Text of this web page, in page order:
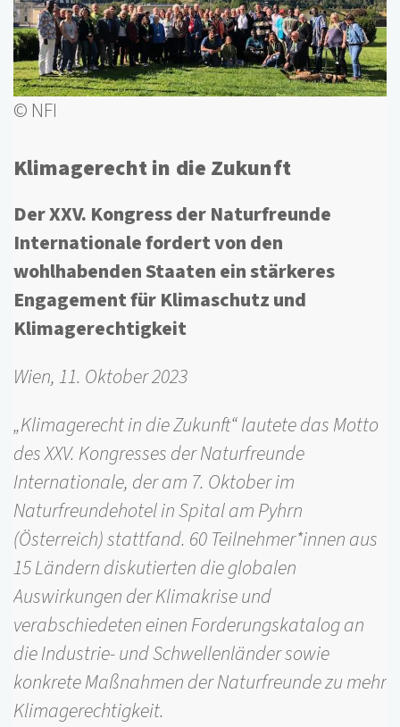
© NFI
Klimagerecht in die Zukunft
Der XXV. Kongress der Naturfreunde
Internationale fordert von den
wohlhabenden Staaten ein stärkeres
Engagement für Klimaschutz und
Klimagerechtigkeit
Wien, 11. Oktober 2023
„Klimagerecht in die Zukunft“ lautete das Motto
des XXV. Kongresses der Naturfreunde
Internationale, der am 7. Oktober im
Naturfreundehotel in Spital am Pyhrn
(Österreich) stattfand. 60 Teilnehmer*innen aus
15 Ländern diskutierten die globalen
Auswirkungen der Klimakrise und
verabschiedeten einen Forderungskatalog an
die Industrie- und Schwellenländer sowie
konkrete Maßnahmen der Naturfreunde zu mehr
Klimagerechtigkeit.